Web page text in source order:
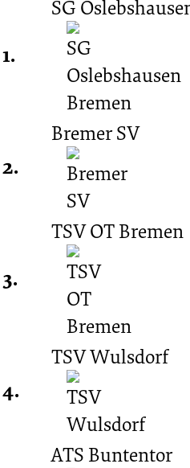
Spieltag
27.02.1977
-
1976/1977
Bremen)
1.
SG
2.
Bremer SV
3.
TSV OT Bremen
4.
TSV Wulsdorf
ATS Buntentor